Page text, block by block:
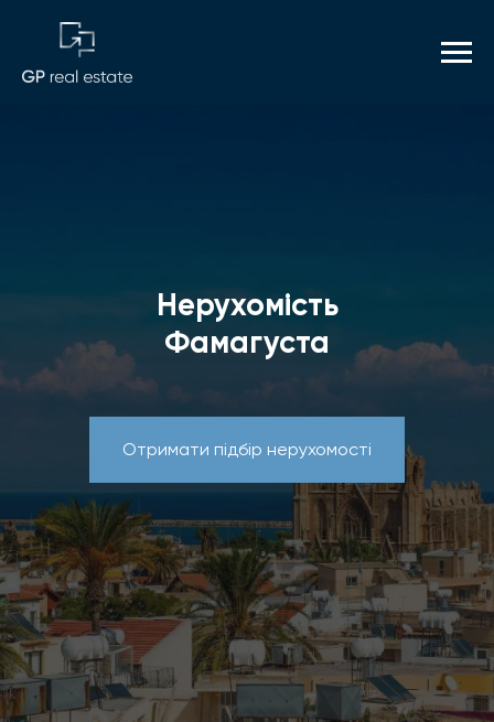
Нерухомість
Фамагуста
Отримати підбір нерухомості